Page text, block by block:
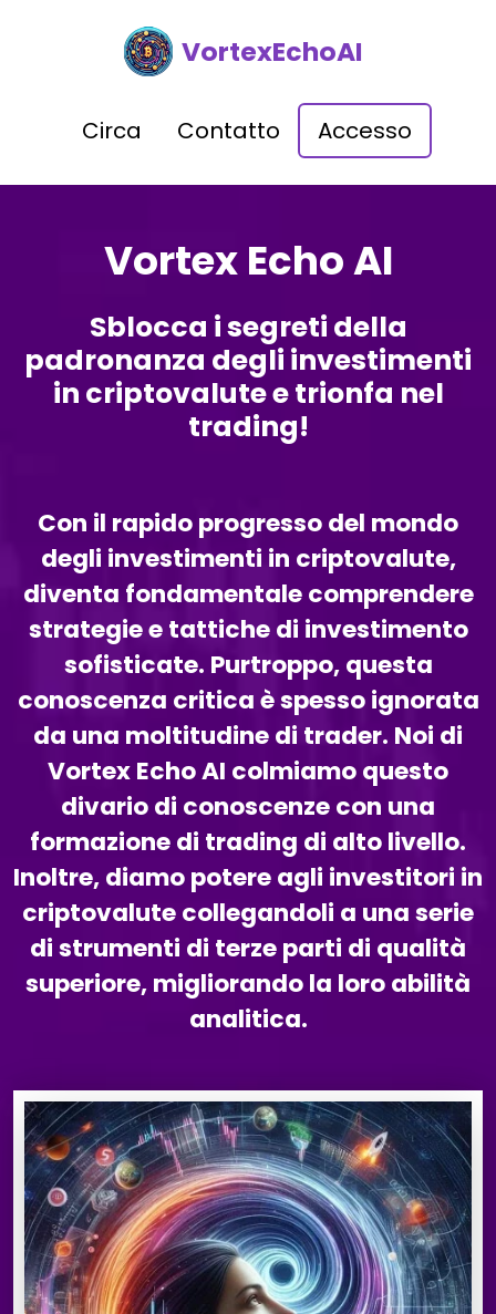
VortexEchoAI
Circa Contatto Accesso
Vortex Echo AI
Sblocca i segreti della
padronanza degli investimenti
in criptovalute e trionfa nel
trading!
Con il rapido progresso del mondo
degli investimenti in criptovalute,
diventa fondamentale comprendere
strategie e tattiche di investimento
sofisticate. Purtroppo, questa
conoscenza critica è spesso ignorata
da una moltitudine di trader. Noi di
Vortex Echo AI colmiamo questo
divario di conoscenze con una
formazione di trading di alto livello.
Inoltre, diamo potere agli investitori in
criptovalute collegandoli a una serie
di strumenti di terze parti di qualità
superiore, migliorando la loro abilità
analitica.